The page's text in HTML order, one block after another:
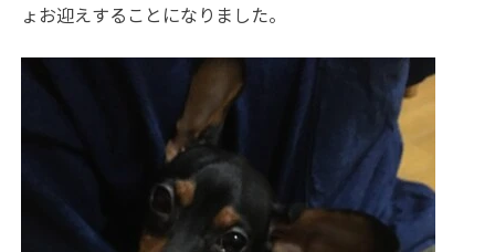
ょお迎えすることになりました。